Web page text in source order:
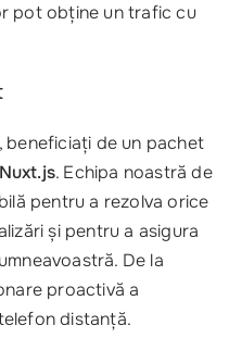
pot obține un trafic cu
de un pachet
Nuxt.js. Echipa noastră de
pentru a rezolva orice
și pentru a asigura
De la
proactivă a
distanță.